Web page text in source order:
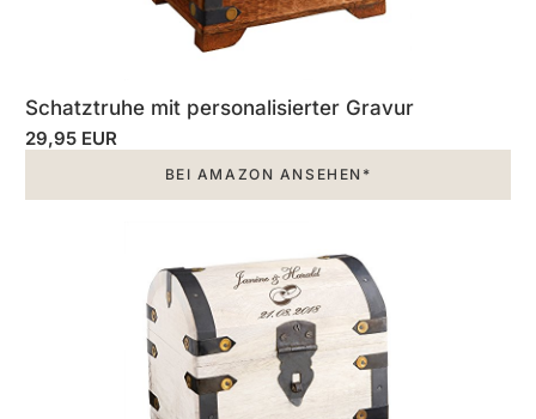
Schatztruhe mit personalisierter Gravur
29,95 EUR
BEI AMAZON ANSEHEN*